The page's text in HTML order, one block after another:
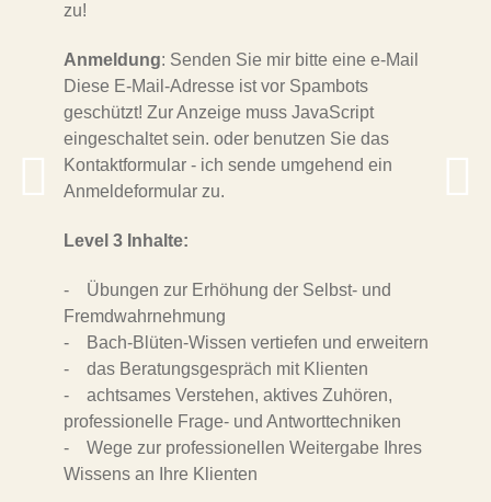
zu!
Anmeldung: Senden Sie mir bitte eine e-Mail
Diese E-Mail-Adresse ist vor Spambots
geschützt! Zur Anzeige muss JavaScript
eingeschaltet sein. oder benutzen Sie das
Kontaktformular - ich sende umgehend ein
Anmeldeformular zu.
Level 3 Inhalte:
- Übungen zur Erhöhung der Selbst- und
Fremdwahrnehmung
- Bach-Blüten-Wissen vertiefen und erweitern
- das Beratungsgespräch mit Klienten
- achtsames Verstehen, aktives Zuhören,
professionelle Frage- und Antworttechniken
- Wege zur professionellen Weitergabe Ihres
Wissens an Ihre Klienten